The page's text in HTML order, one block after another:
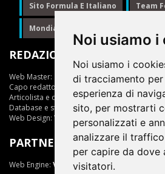
Noi usiamo i
Noi usiamo i
di tracciamento
esperienza di
sito, per mostrarti
personalizzati e
analizzare il
per capire da dove
visitatori.
Sito Formula E Italiano Team
Mondiale Formula E
REDAZIONE
Web Master:
Ing.Daniele Muscarella
Capo redattore:
Articolista e opinionista:Giuseppe Cianci
Database e statistiche:Marcella Toschi
Web Design: Vittorio Arena
PARTNER
Web Engine: ViDa 3.0